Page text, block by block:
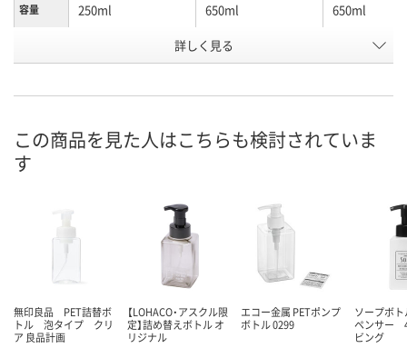
容量 250ml 650ml 650ml
AW73544 ER04210
8月8日（土）
カゴへ カ
詳しく見る
この商品を見た人はこちらも検討されていま
す
無印良品 PET詰替ボ
トル 泡タイプ クリ
ア 良品計画
【LOHACO・アスクル限
定】詰め替えボトル オ
リジナル
エコー金属 PETポンプ
ボトル 0299
ソープボ
ペンサー
ビング